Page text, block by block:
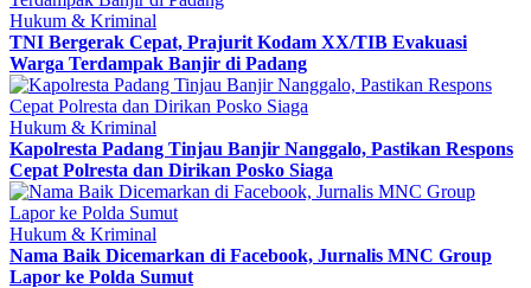
Hukum & Kriminal
TNI Bergerak Cepat, Prajurit Kodam XX/TIB Evakuasi
Warga Terdampak Banjir di Padang
Hukum & Kriminal
Kapolresta Padang Tinjau Banjir Nanggalo, Pastikan Respons
Cepat Polresta dan Dirikan Posko Siaga
Hukum & Kriminal
Nama Baik Dicemarkan di Facebook, Jurnalis MNC Group
Lapor ke Polda Sumut